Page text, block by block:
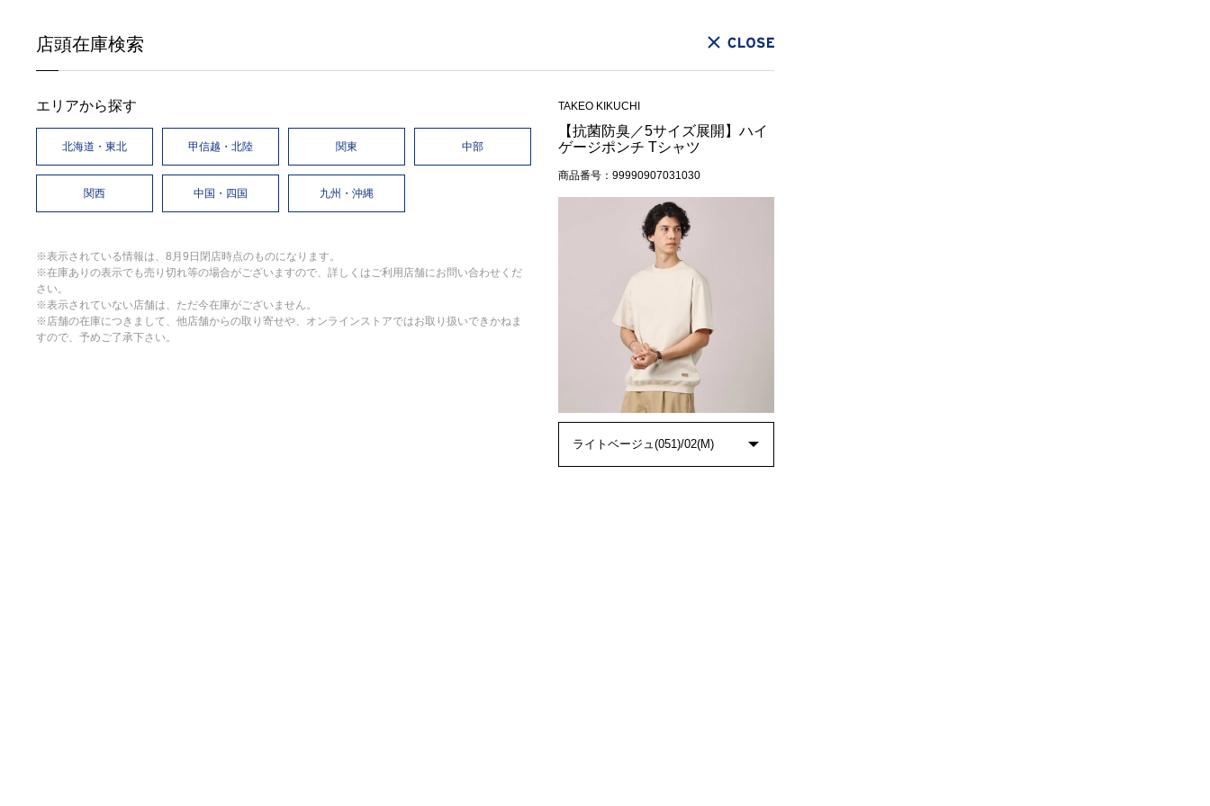
店頭在庫検索
エリアから探す
北海道・東北 甲信越・北陸 関東 中部
関西 中国・四国 九州・沖縄
※表示されている情報は、8月9日閉店時点のものになります。
※在庫ありの表示でも売り切れ等の場合がございますので、詳しくはご利用店舗にお問い合わせくだ
さい。
※表示されていない店舗は、ただ今在庫がございません。
※店舗の在庫につきまして、他店舗からの取り寄せや、オンラインストアではお取り扱いできかねま
すので、予めご了承下さい。
TAKEO KIKUCHI
【抗菌防臭／5サイズ展開】ハイ
ゲージポンチ Tシャツ
商品番号：99990907031030